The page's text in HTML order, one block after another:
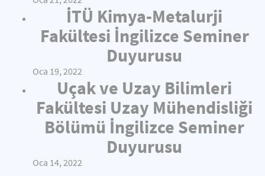
İTÜ Kimya-Metalurji
Fakültesi İngilizce Seminer
Duyurusu
Oca 19, 2022
Uçak ve Uzay Bilimleri
Fakültesi Uzay Mühendisliği
Bölümü İngilizce Seminer
Duyurusu
Oca 14, 2022